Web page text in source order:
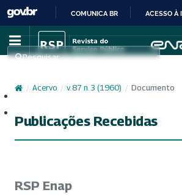
IR
PARA
CONTEÚDO
COMUNICA BR ACESSO À
Pesquisar
/ Acervo / v. 87 n. 3 (1960) / Documento
Publicações Recebidas
RSP Enap